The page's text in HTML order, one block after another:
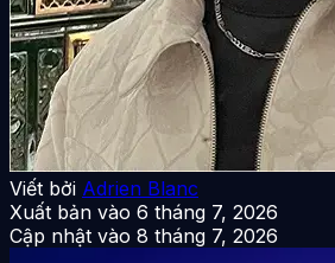
Viết bởi Adrien Blanc
Xuất bản vào 6 tháng 7, 2026
Cập nhật vào 8 tháng 7, 2026